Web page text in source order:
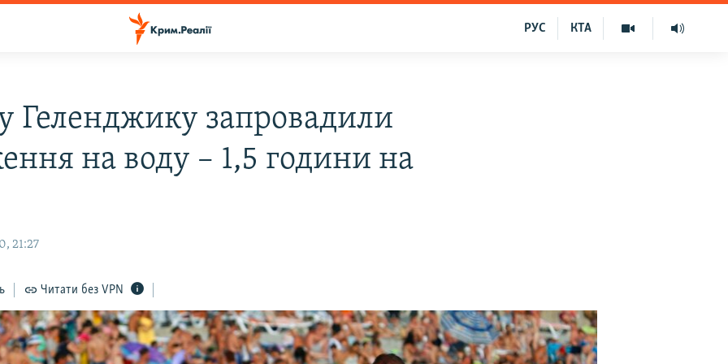
КТА
РУС
у Геленджику запровадили
на воду – 1,5 години на
21:27
Читати без VPN